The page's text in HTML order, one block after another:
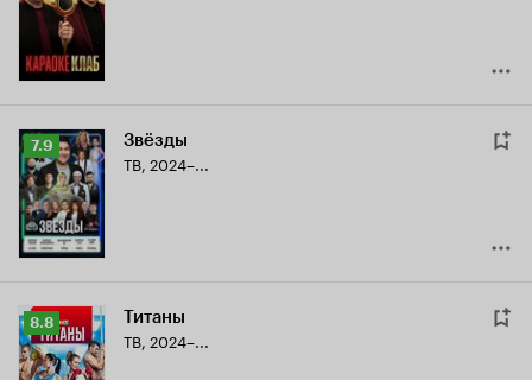
Рейтинг
Кинопоиска
7.9
7.9 Звёзды
ТВ, 2024–...
Рейтинг
Кинопоиска
8.8
8.8 Титаны
ТВ, 2024–...